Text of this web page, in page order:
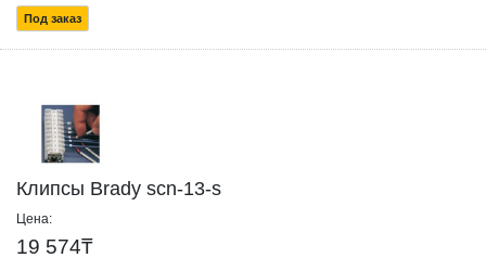
Под заказ
Клипсы Brady scn-13-s
Цена:
19 574₸